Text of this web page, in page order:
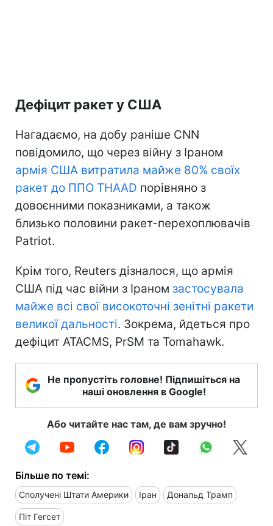
Дефіцит ракет у США
Нагадаємо, на добу раніше CNN
повідомило, що через війну з Іраном
армія США витратила майже 80% своїх
ракет до ППО THAAD порівняно з
довоєнними показниками, а також
близько половини ракет-перехоплювачів
Patriot.
Крім того, Reuters дізналося, що армія
США під час війни з Іраном застосувала
майже всі свої високоточні зенітні ракети
великої дальності. Зокрема, йдеться про
дефіцит ATACMS, PrSM та Tomahawk.
Не пропустіть головне! Підпишіться на
наші оновлення в Google!
Або читайте нас там, де вам зручно!
Більше по темі:
Сполучені Штати Америки Іран Дональд Трамп
Піт Гегсет